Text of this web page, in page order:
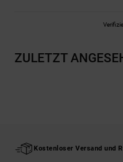
ZULETZT
Kostenloser Versand und